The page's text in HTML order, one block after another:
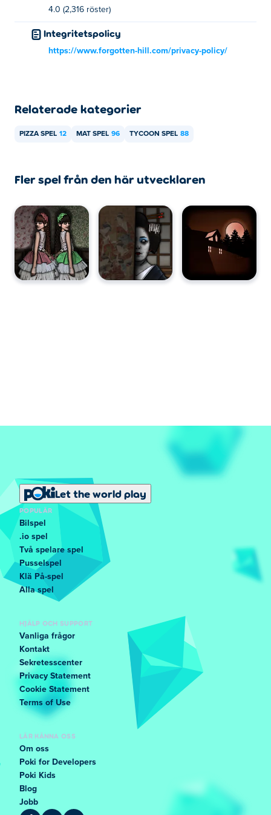
Kan jag spela Pizza Planet på mobila enheter
och datorer?
4.0 (2,316 röster)
Integritetspolicy
https://www.forgotten-hill.com/privacy-policy/
Relaterade kategorier
PIZZA SPEL 12 MAT SPEL 96 TYCOON SPEL 88
Fler spel från den här utvecklaren
Let the world play
POPULÄR
Bilspel
.io spel
Två spelare spel
Pusselspel
Klä På-spel
Alla spel
HJÄLP OCH SUPPORT
Vanliga frågor
Kontakt
Sekretesscenter
Privacy Statement
Cookie Statement
Terms of Use
LÄR KÄNNA OSS
Om oss
Poki for Developers
Poki Kids
Blog
Jobb